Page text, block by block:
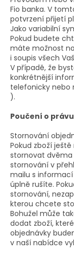
Fio banka. V
potvrzení přijetí
Jako variabilní
Pokud budete
máte možnost
i soupis všech
V případě, že
konkrétnější
telefonicky nebo
).
Poučení o
Stornování
Pokud zboží
stornovat dvěma
stornování v
mailu s
úplně rušíte.
stornování,
kterou chcete
Bohužel může
dodat zboží,
objednávky
v naší nabídce